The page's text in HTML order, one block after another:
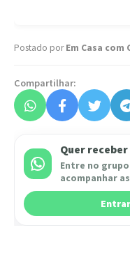
Postado porEm Casa com
Compartilhar:
Quer
Entre no
acompanhar